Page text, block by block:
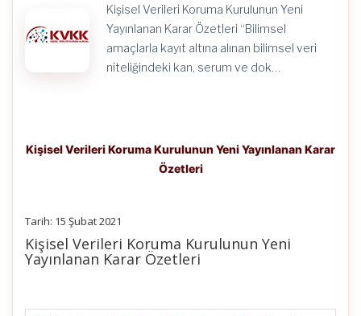
Kişisel Verileri Koruma Kurulunun Yeni
Yayınlanan Karar Özetleri “Bilimsel
amaçlarla kayıt altına alınan bilimsel veri
niteliğindeki kan, serum ve dok…
Kişisel Verileri Koruma Kurulunun Yeni Yayınlanan Karar
Özetleri
Tarih: 15 Şubat 2021
Kişisel Verileri Koruma Kurulunun Yeni
Yayınlanan Karar Özetleri